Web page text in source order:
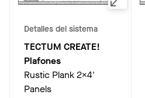
Detalles del sistema
TECTUM CREATE!
Plafones
Rustic Plank 2x4'
Panels